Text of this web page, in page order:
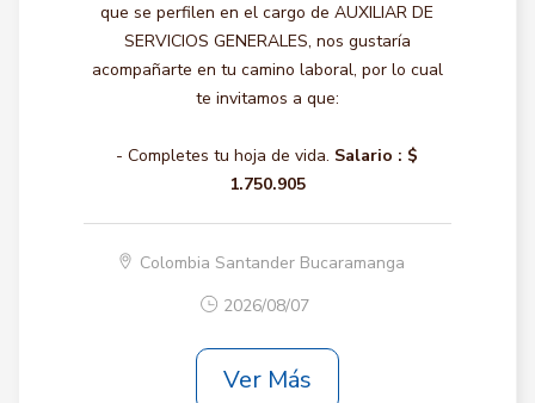
que se perfilen en el cargo de AUXILIAR DE
SERVICIOS GENERALES, nos gustaría
acompañarte en tu camino laboral, por lo cual
te invitamos a que:
- Completes tu hoja de vida. Salario : $
1.750.905
Colombia Santander Bucaramanga
2026/08/07
Ver Más